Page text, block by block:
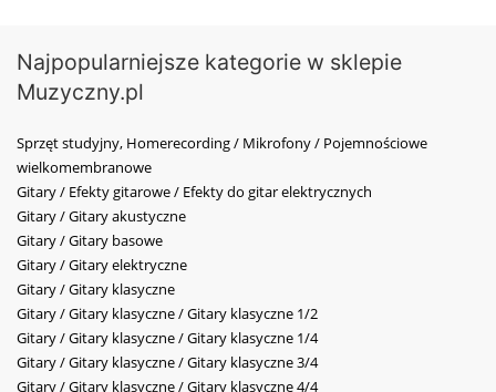
Najpopularniejsze kategorie w sklepie
Muzyczny.pl
Sprzęt studyjny, Homerecording / Mikrofony / Pojemnościowe
wielkomembranowe
Gitary / Efekty gitarowe / Efekty do gitar elektrycznych
Gitary / Gitary akustyczne
Gitary / Gitary basowe
Gitary / Gitary elektryczne
Gitary / Gitary klasyczne
Gitary / Gitary klasyczne / Gitary klasyczne 1/2
Gitary / Gitary klasyczne / Gitary klasyczne 1/4
Gitary / Gitary klasyczne / Gitary klasyczne 3/4
Gitary / Gitary klasyczne / Gitary klasyczne 4/4